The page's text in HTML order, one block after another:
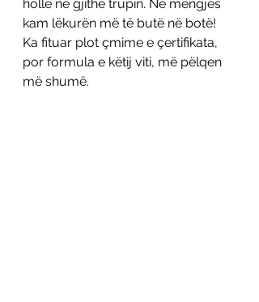
hollë në gjithë trupin. Në mëngjes
kam lëkurën më të butë në botë!
Ka fituar plot çmime e çertifikata,
por formula e këtij viti, më pëlqen
më shumë.